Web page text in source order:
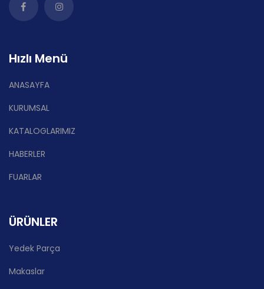
Hızlı Menü
ANASAYFA
KURUMSAL
KATALOGLARIMIZ
HABERLER
FUARLAR
ÜRÜNLER
Yedek Parça
Makaslar